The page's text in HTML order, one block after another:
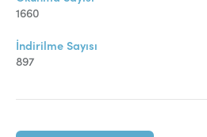
1660
İndirilme Sayısı
897